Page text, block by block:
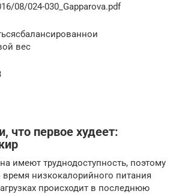
08/024-030_Gapparova.pdf
вес
что первое худеет:
имеют труднодоступность, поэтому
низкокалорийного питания
происходит в последнюю